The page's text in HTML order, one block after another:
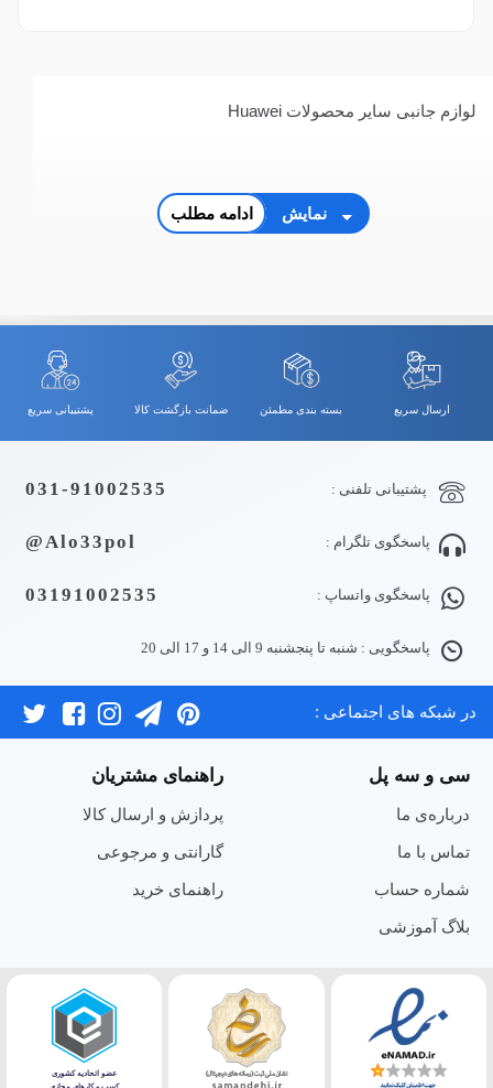
لوازم جانبی سایر محصولات Huawei
نمایش ادامه مطلب
ارسال سریع بسته بندی مطمئن ضمانت بازگشت کالا پشتیبانی سریع
پشتیبانی تلفنی : 031-91002535
پاسخگوی تلگرام : Alo33pol@
پاسخگوی واتساپ : 03191002535
پاسخگویی : شنبه تا پنجشنبه 9 الی 14 و 17 الی 20
در شبکه های اجتماعی :
سی و سه پل
درباره‌ی ما
تماس با ما
شماره حساب
بلاگ آموزشی
راهنمای مشتریان
پردازش و ارسال کالا
گارانتی و مرجوعی
راهنمای خرید